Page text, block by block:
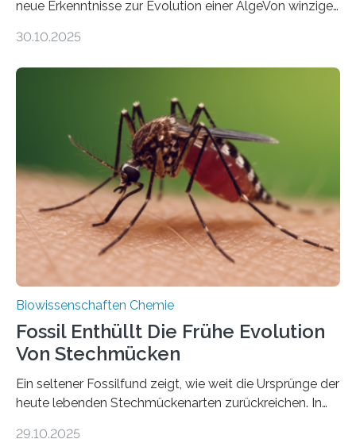
neue Erkenntnisse zur Evolution einer AlgeVon winzigen
Landpflanzen zählen zu den komplexesten
Grünalgen, die vor Hunderten von Millionen Jahren
lebten. Unter den Vorfahren sticht eine Gruppe heraus,
die noch heute in der Natur vorkommt: die
Süßwasseralge Coleochaetophyceae. Einige Arten
dieser Gruppe bilden aus Zellfäden dichte Geflechte
mit scheibenförmiger Gestalt. Was auffällig ist: Die
nächsten…
30.10.2025
Biowissenschaften Chemie
Fossil Enthüllt Die Frühe Evolution
Von Stechmücken
Ein seltener Fossilfund zeigt, wie weit die Ursprünge der
heute lebenden Stechmückenarten zurückreichen. In
29.10.2025